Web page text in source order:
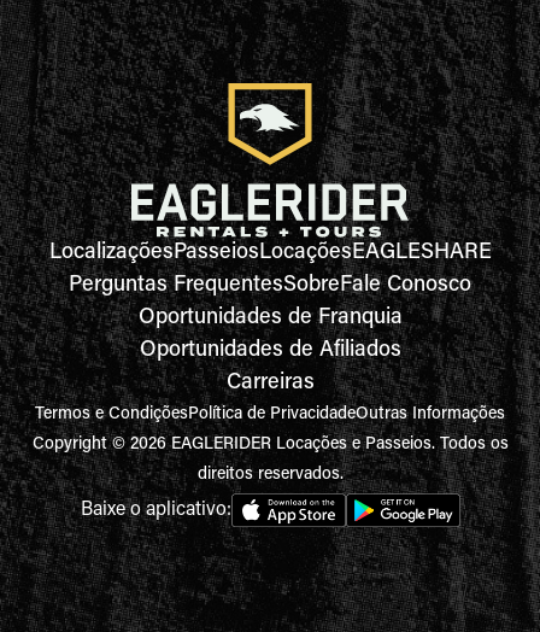
LocalizaçõesPasseiosLocaçõesEAGLESHARE
Perguntas FrequentesSobreFale Conosco
Oportunidades de Franquia
Oportunidades de Afiliados
Carreiras
Termos e CondiçõesPolítica de PrivacidadeOutras Informações
Copyright © 2026 EAGLERIDER Locações e Passeios. Todos os
direitos reservados.
Baixe o aplicativo: